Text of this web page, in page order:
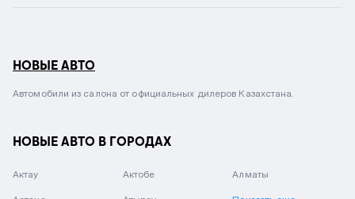
НОВЫЕ АВТО
Автомобили из салона от официальных дилеров Казахстана.
НОВЫЕ АВТО В ГОРОДАХ
Актау Актобе Алматы